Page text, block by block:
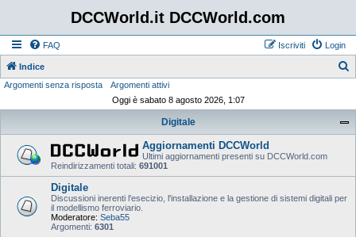
DCCWorld.it DCCWorld.com
FAQ Login
Iscriviti
Indice
Argomenti senza risposta
Argomenti attivi
Oggi è sabato 8 agosto 2026, 1:07
Digitale
Aggiornamenti DCCWorld
Ultimi aggiornamenti presenti su DCCWorld.com
Reindirizzamenti totali: 691001
Digitale
Discussioni inerenti l'esecizio, l'installazione e la gestione di sistemi digitali per
il modellismo ferroviario.
Moderatore: Seba55
Argomenti: 6301